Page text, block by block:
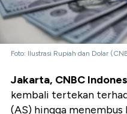
Foto: Ilustrasi Rupiah dan Dolar
Jakarta, CNBC
kembali tertekan
(AS) hingga